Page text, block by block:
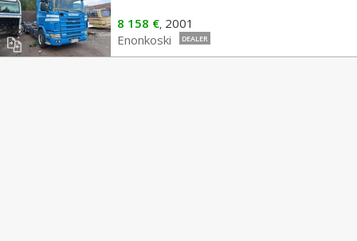
8 158 €, 2001
Enonkoski
DEALER